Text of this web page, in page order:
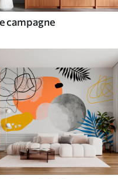
campagne